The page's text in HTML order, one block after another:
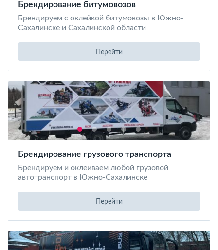
Брендирование битумовозов
Брендируем с оклейкой битумовозы в Южно-
Сахалинске и Сахалинской области
Перейти
Брендирование грузового транспорта
Брендируем и оклеиваем любой грузовой
автотранспорт в Южно-Сахалинске
Перейти